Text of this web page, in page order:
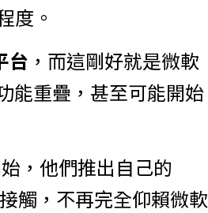
度。
台 ，而這剛好就是微軟
能重疊，甚至可能開始
，他們推出自己的
觸，不再完全仰賴微軟